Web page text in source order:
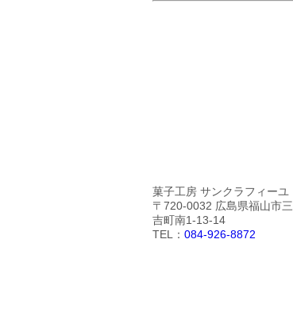
菓子工房 サンクラフィーユ
〒720-0032 広島県福山市三
吉町南1-13-14
TEL： 084-926-8872